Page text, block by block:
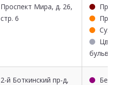
Проспект Мира, д. 26,
стр. 6
2-й Боткинский пр-д,